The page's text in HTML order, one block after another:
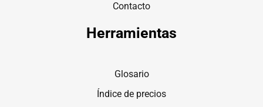
Contacto
Herramientas
Glosario
Índice de precios